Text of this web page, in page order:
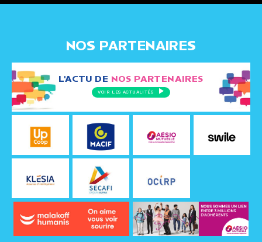
NOS PARTENAIRES
L'ACTU DE NOS PARTENAIRES
VOIR LES ACTUALITÉS